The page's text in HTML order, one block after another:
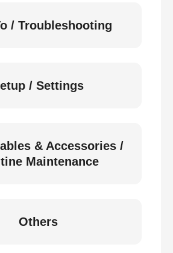
/ Troubleshooting
/ Settings
& Accessories /
Maintenance
Others